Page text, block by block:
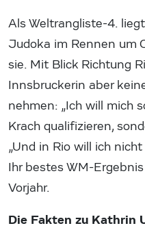
Als Weltrangliste-4.
Judoka im Rennen um
sie. Mit Blick Richtung
Innsbruckerin aber
nehmen: „Ich will mich
Krach qualifizieren,
„Und in Rio will ich
Ihr bestes WM-
Vorjahr.
Die Fakten zu Kathrin